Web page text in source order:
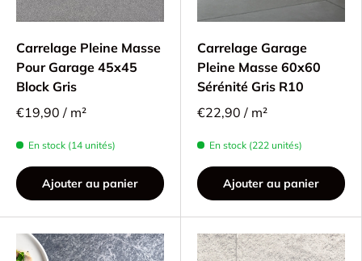
Carrelage Pleine Masse
Pour Garage 45x45
Block Gris
€19,90 / m²
En stock (14 unités)
Ajouter au panier
Carrelage Garage
Pleine Masse 60x60
Sérénité Gris R10
€22,90 / m²
En stock (222 unités)
Ajouter au panier